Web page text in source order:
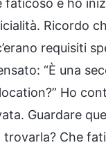
e ho
Ricordo
requisiti
“È una
Ho
Guardare
Che